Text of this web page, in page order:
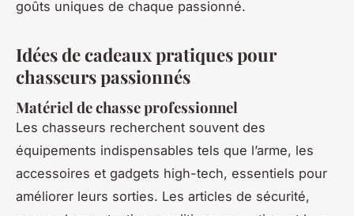
goûts uniques de chaque passionné.
Idées de cadeaux pratiques pour
chasseurs passionnés
Matériel de chasse professionnel
Les chasseurs recherchent souvent des
équipements indispensables tels que l’arme, les
accessoires et gadgets high-tech, essentiels pour
améliorer leurs sorties. Les articles de sécurité,